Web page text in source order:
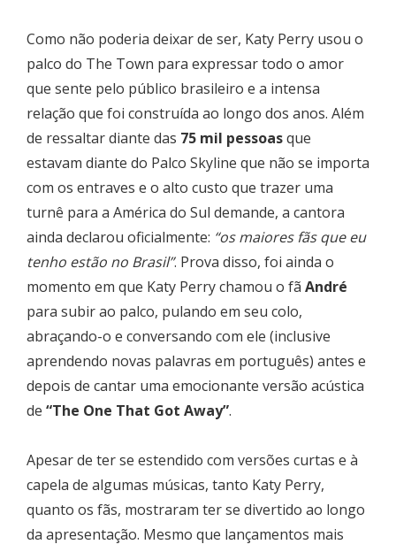
Como não poderia deixar de ser, Katy Perry usou o
palco do The Town para expressar todo o amor
que sente pelo público brasileiro e a intensa
relação que foi construída ao longo dos anos. Além
de ressaltar diante das 75 mil pessoasque
estavam diante do Palco Skyline que não se importa
com os entraves e o alto custo que trazer uma
turnê para a América do Sul demande, a cantora
ainda declarou oficialmente: “os maiores fãs que eu
tenho estão no Brasil”. Prova disso, foi ainda o
momento em que Katy Perry chamou o fã André
para subir ao palco, pulando em seu colo,
abraçando-o e conversando com ele (inclusive
aprendendo novas palavras em português) antes e
depois de cantar uma emocionante versão acústica
de “The One That Got Away”.
Apesar de ter se estendido com versões curtas e à
capela de algumas músicas, tanto Katy Perry,
quanto os fãs, mostraram ter se divertido ao longo
da apresentação. Mesmo que lançamentos mais